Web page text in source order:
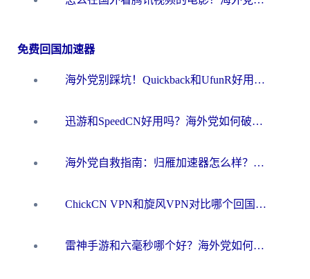
免费回国加速器
海外党别踩坑！Quickback和UfunR好用吗？选对回国加速器才能无缝刷国内资源
迅游和SpeedCN好用吗？海外党如何破解那道看不见的墙
海外党自救指南：归雁加速器怎么样？教你避开坑实现国内资源无缝访问
ChickCN VPN和旋风VPN对比哪个回国效果更好？海外用户的选择困境与出路
雷神手游和六毫秒哪个好？海外党如何真正解锁国内资源